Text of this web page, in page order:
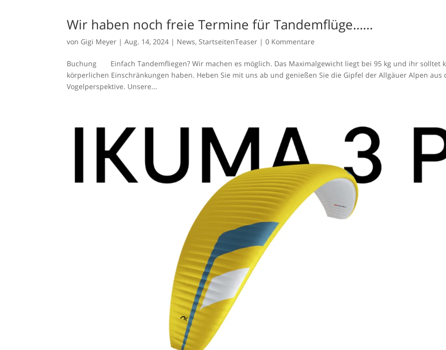
Wir haben noch freie Termine für Tandemflüge……
von Gigi Meyer |Aug. 14, 2024 | News,StartseitenTeaser |0 Kommentare
Buchung Einfach Tandemfliegen? Wir machen es möglich. Das Maximalgewicht liegt bei 95 kg und ihr solltet
körperlichen Einschränkungen haben. Heben Sie mit uns ab und genießen Sie die Gipfel der Allgäuer Alpen aus
Vogelperspektive. Unsere...